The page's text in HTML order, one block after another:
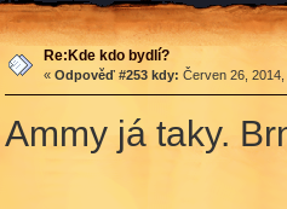
Re:Kde kdo bydlí?
« Odpověď #253 kdy: Červen 26,
Ammy já taky.